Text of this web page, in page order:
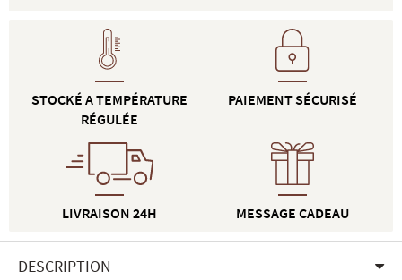
STOCKÉ A TEMPÉRATURE
RÉGULÉE
LIVRAISON 24H
PAIEMENT SÉCURISÉ
MESSAGE CADEAU
DESCRIPTION